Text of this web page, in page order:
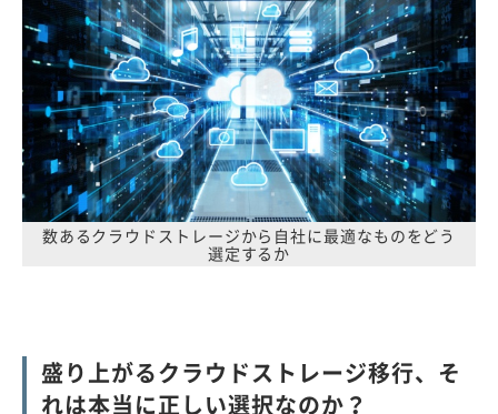
数あるクラウドストレージから自社に最適なものをどう
選定するか
盛り上がるクラウドストレージ移行、そ
れは本当に正しい選択なのか？